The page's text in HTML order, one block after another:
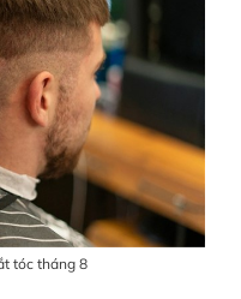
tóc tháng 8